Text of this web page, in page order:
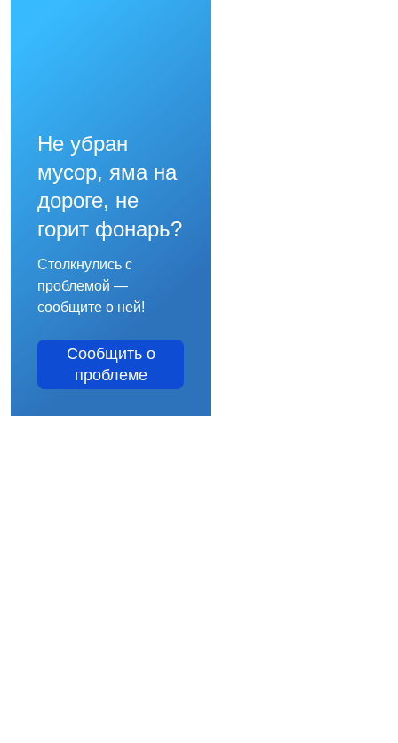
Не убран
мусор, яма на
дороге, не
горит фонарь?
Столкнулись с
проблемой —
сообщите о ней!
Сообщить о
проблеме